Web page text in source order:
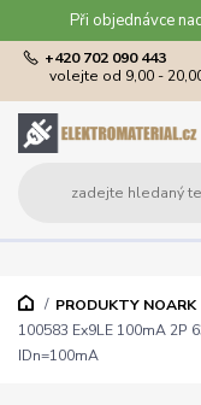
Při objednávce
+420 702 090 443
volejte od 9,00 -
PRODUKTY NOARK
100583 Ex9LE 100mA 2P
IDn=100mA